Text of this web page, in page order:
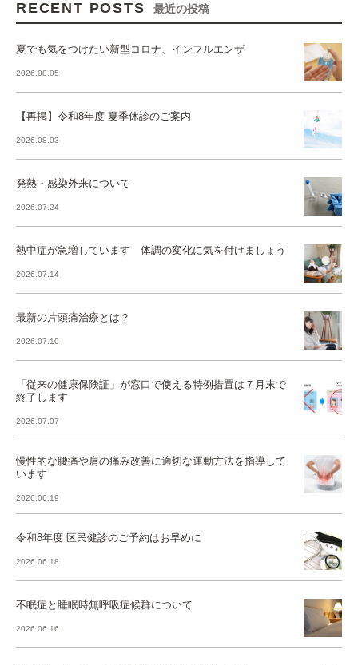
RECENT POSTS 最近の投稿
夏でも気をつけたい新型コロナ、インフルエンザ
2026.08.05
【再掲】令和8年度 夏季休診のご案内
2026.08.03
発熱・感染外来について
2026.07.24
熱中症が急増しています 体調の変化に気を付けましょう
2026.07.14
最新の片頭痛治療とは？
2026.07.10
「従来の健康保険証」が窓口で使える特例措置は７月末で
終了します
2026.07.07
慢性的な腰痛や肩の痛み改善に適切な運動方法を指導して
います
2026.06.19
令和8年度 区民健診のご予約はお早めに
2026.06.18
不眠症と睡眠時無呼吸症候群について
2026.06.16